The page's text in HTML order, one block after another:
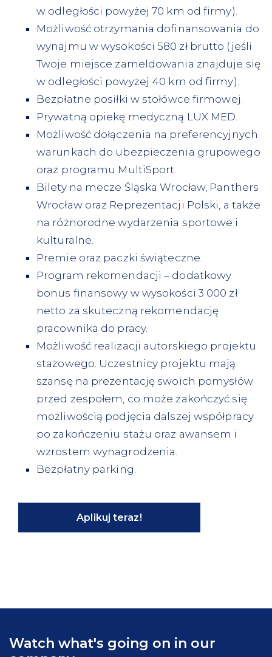
w odległości powyżej 70 km od firmy).
Możliwość otrzymania dofinansowania do
wynajmu w wysokości 580 zł brutto (jeśli
Twoje miejsce zameldowania znajduje się
w odległości powyżej 40 km od firmy).
Bezpłatne posiłki w stołówce firmowej.
Prywatną opiekę medyczną LUX MED.
Możliwość dołączenia na preferencyjnych
warunkach do ubezpieczenia grupowego
oraz programu MultiSport.
Bilety na mecze Śląska Wrocław, Panthers
Wrocław oraz Reprezentacji Polski, a także
na różnorodne wydarzenia sportowe i
kulturalne.
Premie oraz paczki świąteczne.
Program rekomendacji – dodatkowy
bonus finansowy w wysokości 3 000 zł
netto za skuteczną rekomendację
pracownika do pracy.
Możliwość realizacji autorskiego projektu
stażowego. Uczestnicy projektu mają
szansę na prezentację swoich pomysłów
przed zespołem, co może zakończyć się
możliwością podjęcia dalszej współpracy
po zakończeniu stażu oraz awansem i
wzrostem wynagrodzenia.
Bezpłatny parking.
Aplikuj teraz!
Watch what's going on in our